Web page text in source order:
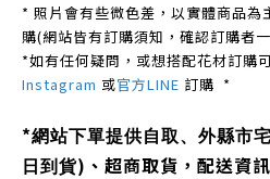
* 照片會有些微色差，以實體商品為
購(網站皆有訂購須知，確認訂購者
*如有任何疑問，或想搭配花材訂購
Instagram 或官方LINE 訂購 *
*網站下單提供自取、外縣市宅
日到貨)、超商取貨，配送資